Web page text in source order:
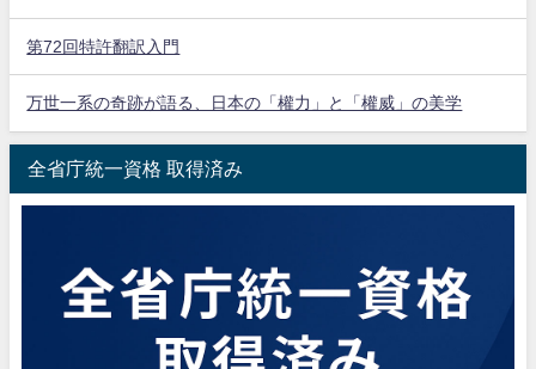
第72回特許翻訳入門
万世一系の奇跡が語る、日本の「權力」と「權威」の美学
全省庁統一資格 取得済み